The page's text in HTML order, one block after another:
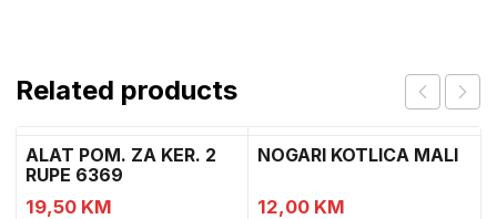
Related products
ALAT POM. ZA KER. 2
RUPE 6369
19,50 KM
NOGARI KOTLICA MALI
12,00 KM